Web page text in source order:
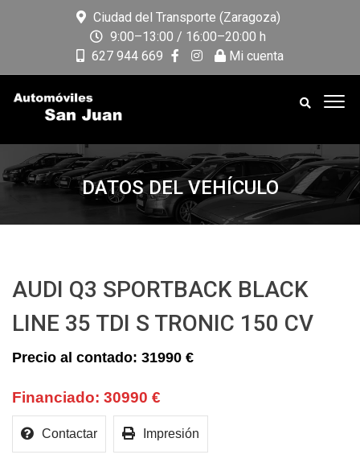
Ciudad del Transporte (Zaragoza)
9:00–13:00 / 16:00–20:00 h
627 944 669
Mi cuenta
DATOS DEL VEHÍCULO
AUDI Q3 SPORTBACK BLACK
LINE 35 TDI S TRONIC 150 CV
31990 €
30990 €
Contactar Impresión